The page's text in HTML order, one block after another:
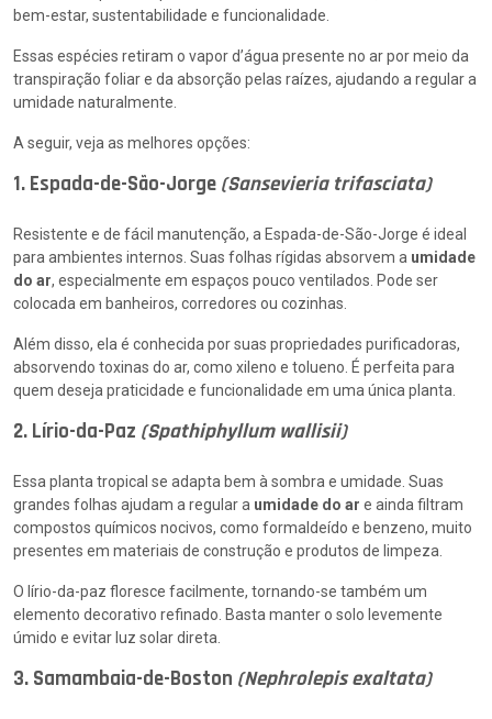
bem-estar, sustentabilidade e funcionalidade.
Essas espécies retiram o vapor d’água presente no ar por meio da
transpiração foliar e da absorção pelas raízes, ajudando a regular a
umidade naturalmente.
A seguir, veja as melhores opções:
1. Espada-de-São-Jorge (Sansevieria trifasciata)
Resistente e de fácil manutenção, a Espada-de-São-Jorge é ideal
para ambientes internos. Suas folhas rígidas absorvem a umidade
do ar, especialmente em espaços pouco ventilados. Pode ser
colocada em banheiros, corredores ou cozinhas.
Além disso, ela é conhecida por suas propriedades purificadoras,
absorvendo toxinas do ar, como xileno e tolueno. É perfeita para
quem deseja praticidade e funcionalidade em uma única planta.
2. Lírio-da-Paz (Spathiphyllum wallisii)
Essa planta tropical se adapta bem à sombra e umidade. Suas
grandes folhas ajudam a regular a umidade do ar e ainda filtram
compostos químicos nocivos, como formaldeído e benzeno, muito
presentes em materiais de construção e produtos de limpeza.
O lírio-da-paz floresce facilmente, tornando-se também um
elemento decorativo refinado. Basta manter o solo levemente
úmido e evitar luz solar direta.
3. Samambaia-de-Boston (Nephrolepis exaltata)